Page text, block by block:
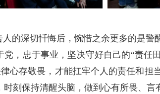
的深切忏悔后，惋惜之余更多的是警
，忠于事业，坚决守好自己的“责任
心存敬畏，才能扛牢个人的责任和担
刻保持清醒头脑，做到心有所畏、言